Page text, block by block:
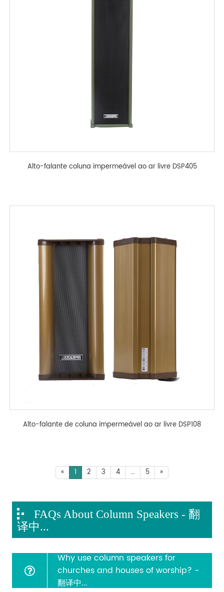
Alto-falante coluna impermeável ao ar livre DSP405
Alto-falante de coluna impermeável ao ar livre DSP108
« 1 2 3 4 ... 5 »
FAQs About Column Speakers - 翻
译中...
Why use column speakers for
churches and houses of worship? -
翻译中...